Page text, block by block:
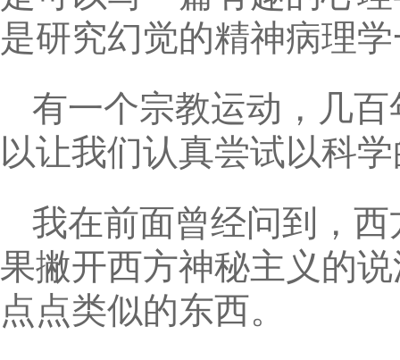
是研究幻觉的精神病理
有一个宗教运动，几
以让我们认真尝试以科
我在前面曾经问到，
果撇开西方神秘主义的
点点类似的东西。